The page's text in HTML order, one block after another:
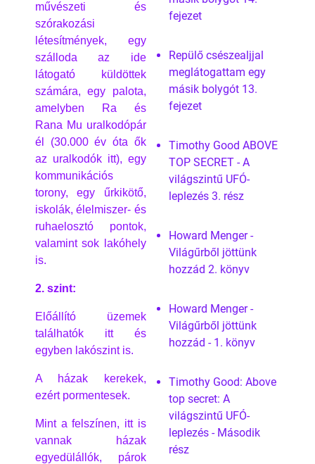
művészeti és
szórakozási
létesítmények, egy
szálloda az ide
látogató küldöttek
számára, egy palota,
amelyben Ra és
Rana Mu uralkodópár
él (30.000 év óta ők
az uralkodók itt), egy
kommunikációs
torony, egy űrkikötő,
iskolák, élelmiszer- és
ruhaelosztó pontok,
valamint sok lakóhely
is.
2. szint:
Előállító üzemek
találhatók itt és
egyben lakószint is.
A házak kerekek,
ezért pormentesek.
Mint a felszínen, itt is
vannak házak
egyedülállók, párok
fejezet
Repülő csészealjjal
meglátogattam egy
másik bolygót 13.
fejezet
Timothy Good ABOVE
TOP SECRET - A
világszintű UFÓ-
leplezés 3. rész
Howard Menger -
Világűrből jöttünk
hozzád 2. könyv
Howard Menger -
Világűrből jöttünk
hozzád - 1. könyv
Timothy Good: Above
top secret: A
világszintű UFÓ-
leplezés - Második
rész